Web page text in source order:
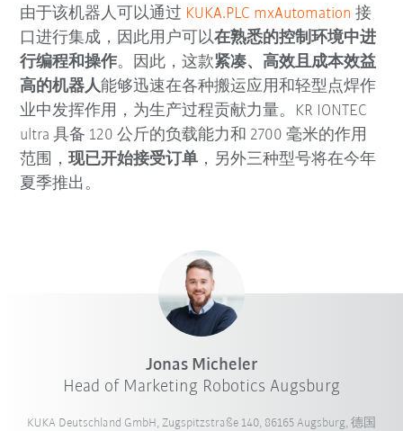
由于该机器人可以通过 KUKA.PLC mxAutomation 接
口进行集成，因此用户可以在熟悉的控制环境中进
行编程和操作。因此，这款紧凑、高效且成本效益
高的机器人能够迅速在各种搬运应用和轻型点焊作
业中发挥作用，为生产过程贡献力量。KR IONTEC
ultra 具备 120 公斤的负载能力和 2700 毫米的作用
范围，现已开始接受订单 ，另外三种型号将在今年
夏季推出。
Jonas Micheler
Head of Marketing Robotics Augsburg
KUKA Deutschland GmbH, Zugspitzstraße 140, 86165 Augsburg, 德国